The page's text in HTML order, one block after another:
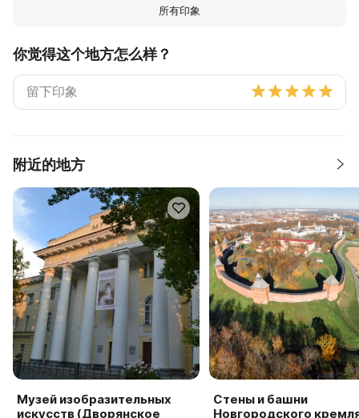
所有印象
你觉得这个地方怎么样？
附近的地方
Музей изобразительных
искусств (Дворянское
Стены и башни
Новгородского